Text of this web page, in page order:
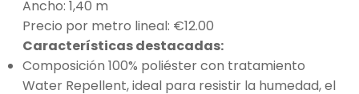
Ancho: 1,40 m
Precio por metro lineal: €12.00
Características destacadas:
Composición 100% poliéster con tratamiento
Water Repellent, ideal para resistir la humedad, el